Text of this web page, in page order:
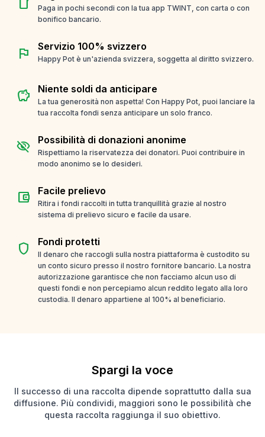
Paga in pochi secondi con la tua app TWINT, con carta o con
bonifico bancario.
flag Servizio 100% svizzero
Happy Pot è un'azienda svizzera, soggetta al diritto svizzero.
savings Niente soldi da anticipare
La tua generosità non aspetta! Con Happy Pot, puoi lanciare la
tua raccolta fondi senza anticipare un solo franco.
visibility_off Possibilità di donazioni anonime
Rispettiamo la riservatezza dei donatori. Puoi contribuire in
modo anonimo se lo desideri.
account_balance_wallet Facile prelievo
Ritira i fondi raccolti in tutta tranquillità grazie al nostro
sistema di prelievo sicuro e facile da usare.
shield Fondi protetti
Il denaro che raccogli sulla nostra piattaforma è custodito su
un conto sicuro presso il nostro fornitore bancario. La nostra
autorizzazione garantisce che non facciamo alcun uso di
questi fondi e non percepiamo alcun reddito legato alla loro
custodia. Il denaro appartiene al 100% al beneficiario.
Spargi la voce
Il successo di una raccolta dipende soprattutto dalla sua
diffusione. Più condividi, maggiori sono le possibilità che
questa raccolta raggiunga il suo obiettivo.